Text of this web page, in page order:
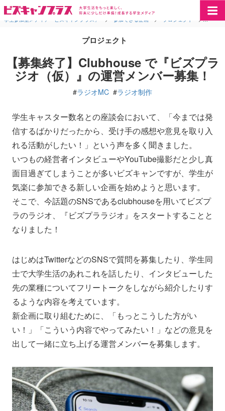
学生参加型メディア「ビズキャンプラス」 > 参加できる企画 > プロジェクト > 【募集
プロジェクト
【募集終了】Clubhouse で『ビズプラ
ジオ（仮）』の運営メンバー募集！
#ラジオMC #ラジオ制作
学生キャスター数名との座談会において、「今までは発
信するばかりだったから、受け手の感想や意見を取り入
れる活動がしたい！」という声を多く聞きました。
いつもの経営者インタビューやYouTube撮影だと少し真
面目過ぎてしまうことが多いビズキャンですが、学生が
気楽に参加できる新しい企画を始めようと思います。
そこで、今話題のSNSであるclubhouseを用いてビズプ
ラのラジオ、『ビズプララジオ』をスタートすることと
なりました！
はじめはTwitterなどのSNSで質問を募集したり、学生同
士で大学生活のあれこれを話したり、インタビューした
先の業種についてフリートークをしながら紹介したりす
るような内容を考えています。
新企画に取り組むために、「もっとこうした方がい
い！」「こういう内容でやってみたい！」などの意見を
出して一緒に立ち上げる運営メンバーを募集します。